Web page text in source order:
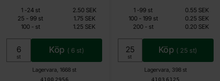
Art. nr
Lagervara, 1668 st
1.25 SEK
Inklusive 25% moms
Enhet:
st
Köp ( 6 st)
Mängdrabatt
Pris /st
1 -till
24 st
2.50 SEK
25 - till
99 st
1.75 SEK
100 -tillst 1.25 SEK
Art. nr
Lagervara, 398 st
0.20 SEK
Inklusive 25% moms
Enhet:
st
Köp ( 25 st)
Mängdrabatt
Pris /st
1 -till
99 st
0.55 SEK
100 -till199 st
0.25 SEK
200 -tillst 0.20 SEK